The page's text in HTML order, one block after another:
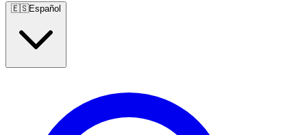
🇪🇸Español